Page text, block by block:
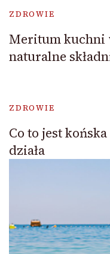
ZDROWIE
Meritum kuchni
naturalne
ZDROWIE
Co to jest
działa